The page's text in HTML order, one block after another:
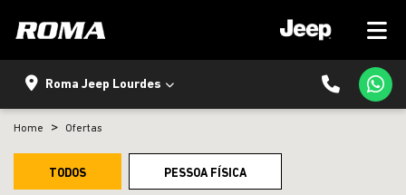
Roma Jeep Lourdes
Home Ofertas
TODOS PESSOA FÍSICA